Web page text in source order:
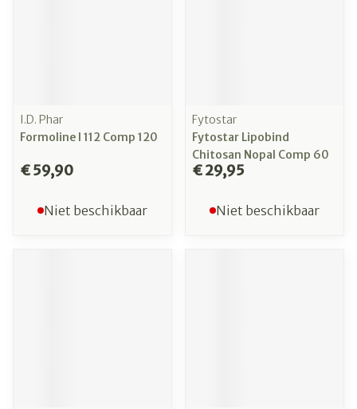
I.D. Phar
Formoline l 112 Comp 120
€ 59,90
Niet beschikbaar
Fytostar
Fytostar Lipobind
Chitosan Nopal Comp 60
€ 29,95
Niet beschikbaar